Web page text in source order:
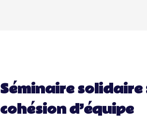
Séminaire
cohésion d’équipe